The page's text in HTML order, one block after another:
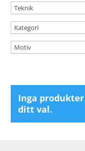
Inga
ditt val.